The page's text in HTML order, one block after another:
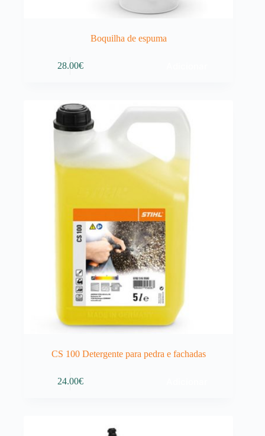
Boquilha de espuma
28.00€
CS 100 Detergente para pedra e fachadas
24.00€